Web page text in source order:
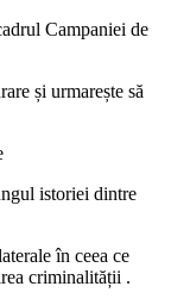
Campaniei de
și urmarește să
istoriei dintre
în ceea ce
criminalității .